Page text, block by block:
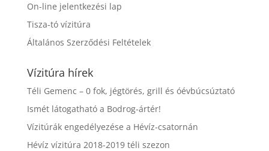
On-line jelentkezési lap
Tisza-tó vízitúra
Általános Szerződési Feltételek
Vízitúra hírek
Téli Gemenc – 0 fok, jégtörés, grill és óévbúcsúztató
Ismét látogatható a Bodrog-ártér!
Vízitúrák engedélyezése a Hévíz-csatornán
Hévíz vízitúra 2018-2019 téli szezon